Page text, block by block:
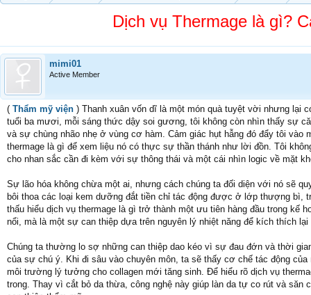
Dịch vụ Thermage là gì?
mimi01
Active Member
( Thẩm mỹ viện ) Thanh xuân vốn dĩ là một món quà tuyệt vời nhưng lại
tuổi ba mươi, mỗi sáng thức dậy soi gương, tôi không còn nhìn thấy sự
và sự chùng nhão nhẹ ở vùng cơ hàm. Cảm giác hụt hẫng đó đẩy tôi
thermage là gì để xem liệu nó có thực sự thần thánh như lời đồn. Tôi
cho nhan sắc cần đi kèm với sự thông thái và một cái nhìn logic về mặt
Sự lão hóa không chừa một ai, nhưng cách chúng ta đối diện với nó sẽ
bôi thoa các loại kem dưỡng đắt tiền chỉ tác động được ở lớp thượng bì,
thấu hiểu dịch vụ thermage là gì trở thành một ưu tiên hàng đầu trong kế
nổi, mà là một sự can thiệp dựa trên nguyên lý nhiệt năng để kích thích
Chúng ta thường lo sợ những can thiệp dao kéo vì sự đau đớn và thời
của sự chú ý. Khi đi sâu vào chuyên môn, ta sẽ thấy cơ chế tác động
môi trường lý tưởng cho collagen mới tăng sinh. Để hiểu rõ dịch vụ
trong. Thay vì cắt bỏ da thừa, công nghệ này giúp làn da tự co rút và